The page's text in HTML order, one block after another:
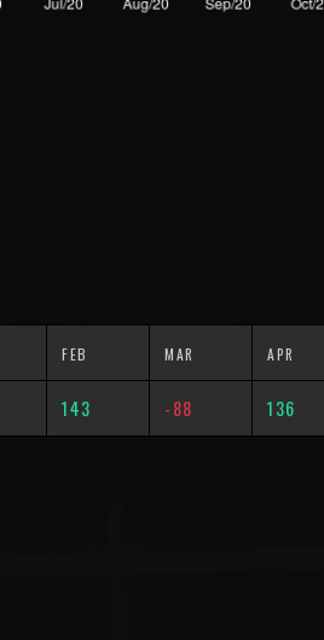
FEB MAR APR
143 -88 136